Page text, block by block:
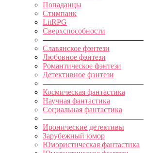
Попаданцы
Стимпанк
LitRPG
Сверхспособности
—————————————
Славянское фэнтези
Любовное фэнтези
Романтическое фэнтези
Детективное фэнтези
—————————————
Космическая фантастика
Научная фантастика
Социальная фантастика
—————————————
Иронические детективы
Зарубежный юмор
Юмористическая фантастика